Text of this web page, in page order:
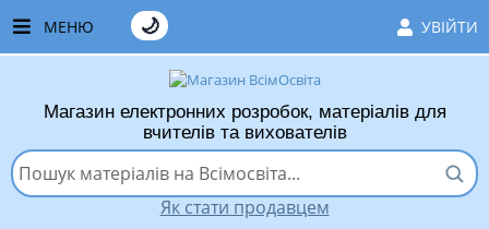
МЕНЮ УВІЙТИ
🌙
ЧАСТІ ЗАПИТАННЯ
ЯК ТУТ КУПУВАТИ
ЯК ТУТ ПРОДАВАТИ
Магазин електронних розробок, матеріалів для
вчителів та вихователів
Як стати продавцем